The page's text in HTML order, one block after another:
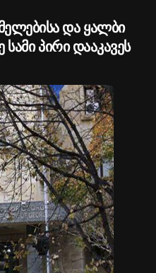
და ყალბი
პირი დააკავეს